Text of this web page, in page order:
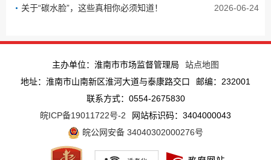
关于“碳水脸”，这些真相你必须知道！ 2026-06-24
主办单位：淮南市市场监督管理局
站点地图
地址：淮南市山南新区淮河大道与泰康路交口
邮编：232001
联系方式：0554-2675830
皖ICP备19011722号-2
网站标识码：3404000043
皖公网安备 34040302000276号